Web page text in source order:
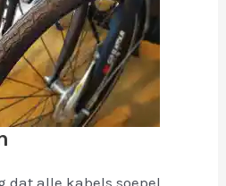
alle kabels soepel